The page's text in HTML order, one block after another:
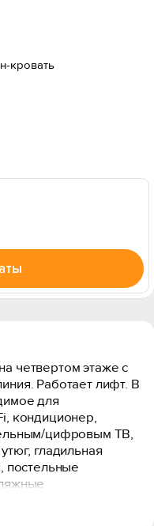
кровать
четвертом этаже с
Работает лифт. В
для
кондиционер,
цифровым ТВ,
гладильная
постельные
подстилка).